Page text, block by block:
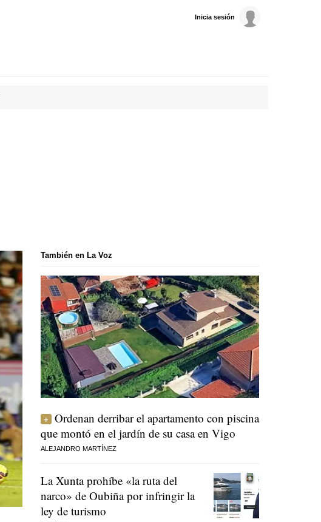
Inicia sesión
También en La Voz
Ordenan derribar el apartamento con piscina
que montó en el jardín de su casa en Vigo
ALEJANDRO MARTÍNEZ
La Xunta prohíbe «la ruta del
narco» de Oubiña por infringir la
ley de turismo